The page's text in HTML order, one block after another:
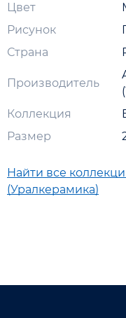
Цвет
Рисунок
Страна
Производитель
Коллекция
Размер
Найти все
(Уралкерамика)